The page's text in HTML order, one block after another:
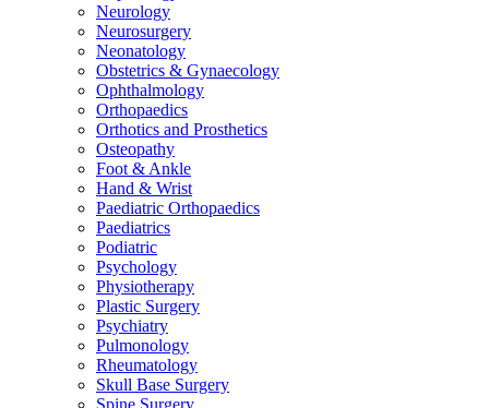
Neurology
Neurosurgery
Neonatology
Obstetrics & Gynaecology
Ophthalmology
Orthopaedics
Orthotics and Prosthetics
Osteopathy
Foot & Ankle
Hand & Wrist
Paediatric Orthopaedics
Paediatrics
Podiatric
Psychology
Physiotherapy
Plastic Surgery
Psychiatry
Pulmonology
Rheumatology
Skull Base Surgery